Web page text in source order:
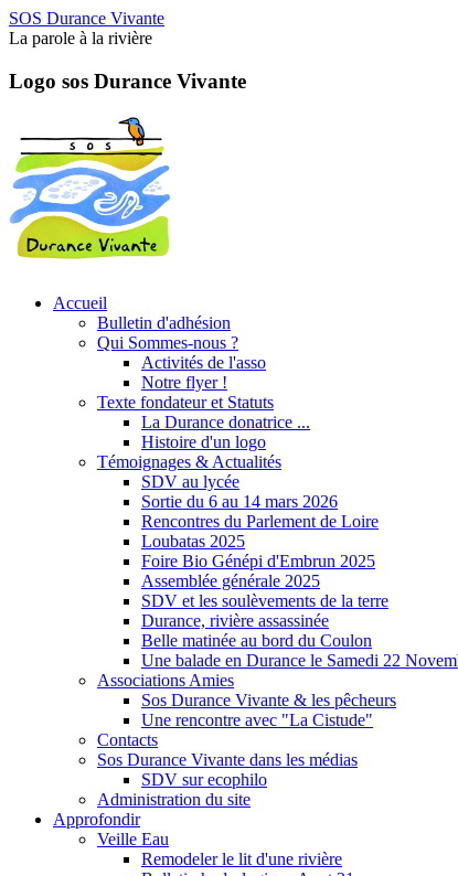
SOS Durance Vivante
La parole à la rivière
Logo sos Durance Vivante
Accueil
Bulletin d'adhésion
Qui Sommes-nous ?
Activités de l'asso
Notre flyer !
Texte fondateur et Statuts
La Durance donatrice ...
Histoire d'un logo
Témoignages & Actualités
SDV au lycée
Sortie du 6 au 14 mars 2026
Rencontres du Parlement de Loire
Loubatas 2025
Foire Bio Génépi d'Embrun 2025
Assemblée générale 2025
SDV et les soulèvements de la terre
Durance, rivière assassinée
Belle matinée au bord du Coulon
Une balade en Durance le Samedi 22
Associations Amies
Sos Durance Vivante & les pêcheurs
Une rencontre avec "La Cistude"
Contacts
Sos Durance Vivante dans les médias
SDV sur ecophilo
Administration du site
Approfondir
Veille Eau
Remodeler le lit d'une rivière